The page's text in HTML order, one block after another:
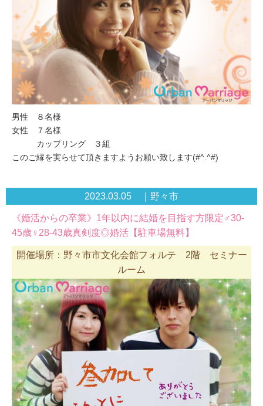
男性 ８名様
女性 ７名様
カップリング ３組
このご縁を実らせて頂きますようお願い致します(#^.^#)
2023.03.05 ｜野々市
《婚活からの卒業》1年以内に結婚を目指す方限定♂30-
45歳♀28-43歳真剣度◎婚活【駐車場無料】
開催場所：野々市市文化会館フォルテ 2階 セミナー
ルーム